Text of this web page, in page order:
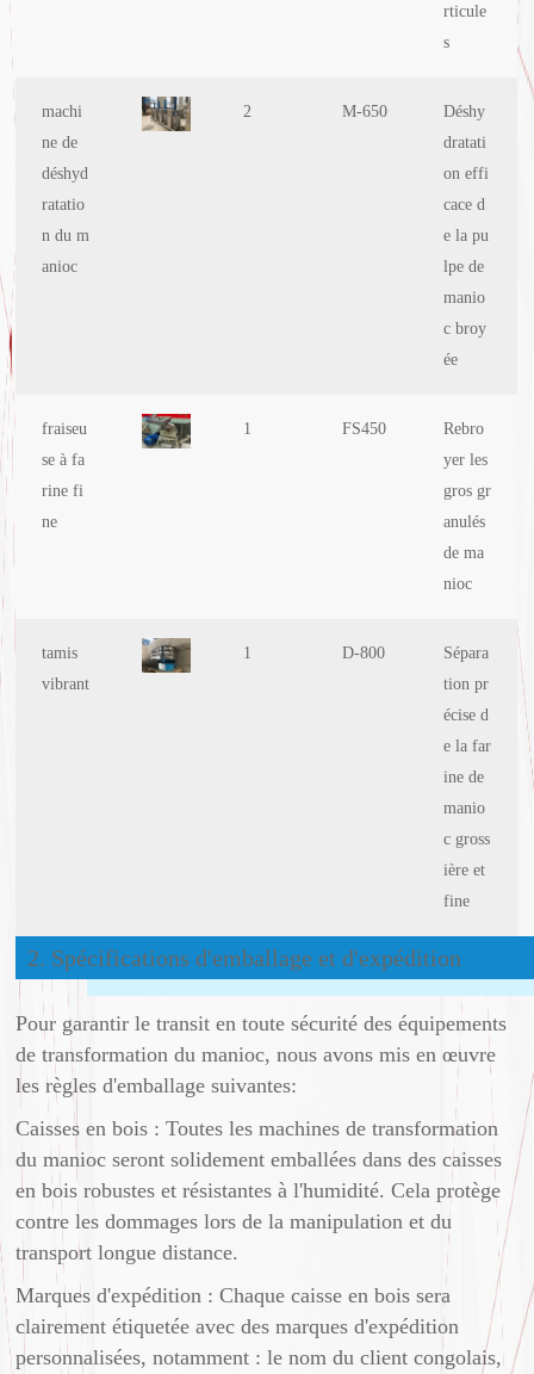
rticule
s
machi
ne de
déshyd
ratatio
n du m
anioc
2 M-650
Déshy
dratati
on effi
cace d
e la pu
lpe de
manio
c broy
ée
fraiseu
se à fa
rine fi
ne
1 FS450
Rebro
yer les
gros gr
anulés
de ma
nioc
tamis
vibrant
1 D-800
Sépara
tion pr
écise d
e la far
ine de
manio
c gross
ière et
fine
2. Spécifications d'emballage et d'expédition
Pour garantir le transit en toute sécurité des équipements
de transformation du manioc, nous avons mis en œuvre
les règles d'emballage suivantes:
Caisses en bois : Toutes les machines de transformation
du manioc seront solidement emballées dans des caisses
en bois robustes et résistantes à l'humidité. Cela protège
contre les dommages lors de la manipulation et du
transport longue distance.
Marques d'expédition : Chaque caisse en bois sera
clairement étiquetée avec des marques d'expédition
personnalisées, notamment : le nom du client congolais,